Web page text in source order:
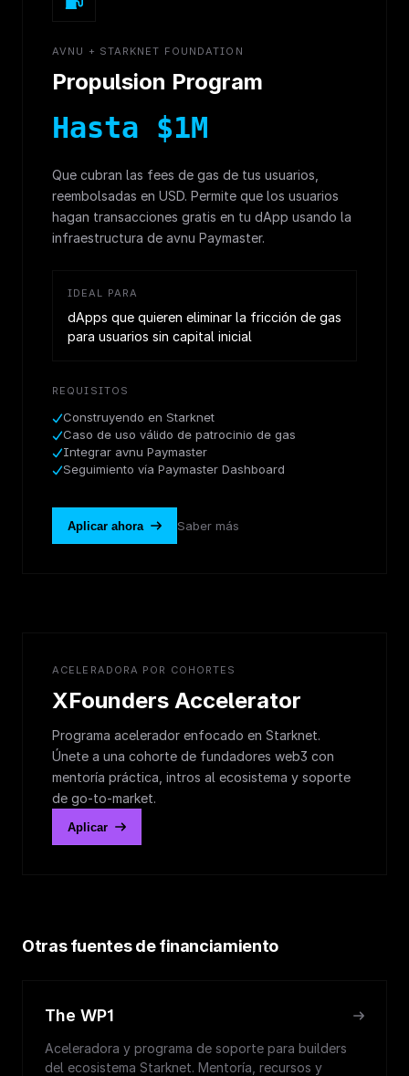
AVNU + STARKNET FOUNDATION
Propulsion Program
Hasta $1M
Que cubran las fees de gas de tus usuarios,
reembolsadas en USD. Permite que los usuarios
hagan transacciones gratis en tu dApp usando la
infraestructura de avnu Paymaster.
IDEAL PARA
dApps que quieren eliminar la fricción de gas
para usuarios sin capital inicial
REQUISITOS
Construyendo en Starknet
Caso de uso válido de patrocinio de gas
Integrar avnu Paymaster
Seguimiento vía Paymaster Dashboard
Aplicar ahora Saber más
ACELERADORA POR COHORTES
XFounders Accelerator
Programa acelerador enfocado en Starknet.
Únete a una cohorte de fundadores web3 con
mentoría práctica, intros al ecosistema y soporte
de go-to-market.
Aplicar
Otras fuentes de financiamiento
The WP1
Aceleradora y programa de soporte para builders
del ecosistema Starknet. Mentoría, recursos y